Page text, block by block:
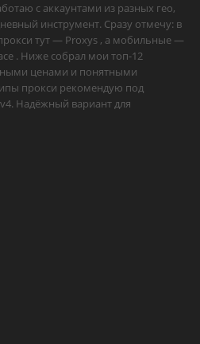
с аккаунтами из разных гео,
инструмент. Сразу отмечу: в
тут — Proxys , а мобильные —
. Ниже собрал мои топ-12
ценами и понятными
прокси рекомендую под
Надёжный вариант для